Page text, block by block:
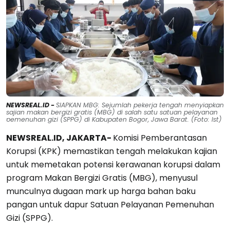
NEWSREAL.ID -SIAPKAN MBG: Sejumlah pekerja tengah menyiapkan
sajian makan bergizi gratis (MBG) di salah satu satuan pelayanan
pemenuhan gizi (SPPG) di Kabupaten Bogor, Jawa Barat. (Foto: Ist)
NEWSREAL.ID, JAKARTA- Komisi Pemberantasan
Korupsi (KPK) memastikan tengah melakukan kajian
untuk memetakan potensi kerawanan korupsi dalam
program Makan Bergizi Gratis (MBG), menyusul
munculnya dugaan mark up harga bahan baku
pangan untuk dapur Satuan Pelayanan Pemenuhan
Gizi (SPPG).